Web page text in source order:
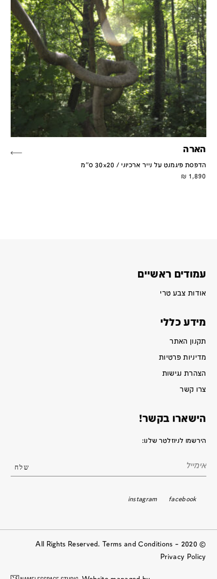
הארה
הדפסת פיגמנט על נייר ארכיוני / 30x20 ס''מ
1,890
₪
עמודים ראשיים
אודות צבע טרי
מידע כללי
תקנון האתר
מדיניות פרטיות
הצהרת נגישות
צרו קשר
הישארו בקשר!
הירשמו לניוזלטר שלנו:
facebook
instagram
© 2020 All Rights Reserved. Terms and Conditions –
Privacy Policy